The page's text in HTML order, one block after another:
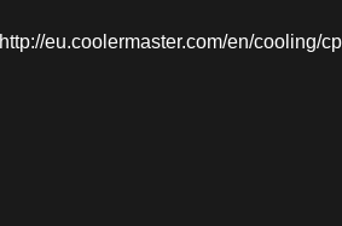
http://eu.coolermaster.com/en/cooling/